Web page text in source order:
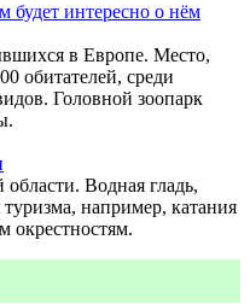
будет интересно о нём
в Европе. Место,
обитателей, среди
Головной зоопарк
Водная гладь,
туризма, например, катания
окрестностям.